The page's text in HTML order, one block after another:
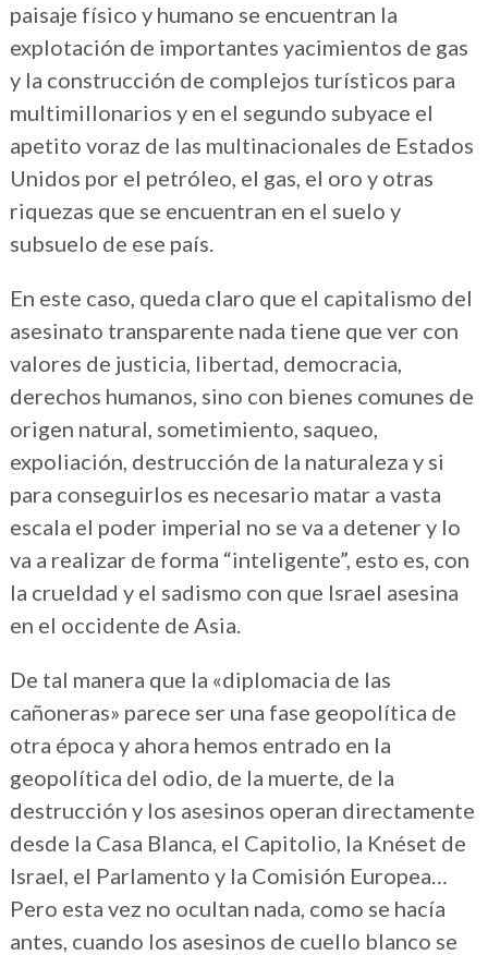
paisaje físico y humano se encuentran la
explotación de importantes yacimientos de gas
y la construcción de complejos turísticos para
multimillonarios y en el segundo subyace el
apetito voraz de las multinacionales de Estados
Unidos por el petróleo, el gas, el oro y otras
riquezas que se encuentran en el suelo y
subsuelo de ese país.
En este caso, queda claro que el capitalismo del
asesinato transparente nada tiene que ver con
valores de justicia, libertad, democracia,
derechos humanos, sino con bienes comunes de
origen natural, sometimiento, saqueo,
expoliación, destrucción de la naturaleza y si
para conseguirlos es necesario matar a vasta
escala el poder imperial no se va a detener y lo
va a realizar de forma “inteligente”, esto es, con
la crueldad y el sadismo con que Israel asesina
en el occidente de Asia.
De tal manera que la «diplomacia de las
cañoneras» parece ser una fase geopolítica de
otra época y ahora hemos entrado en la
geopolítica del odio, de la muerte, de la
destrucción y los asesinos operan directamente
desde la Casa Blanca, el Capitolio, la Knéset de
Israel, el Parlamento y la Comisión Europea…
Pero esta vez no ocultan nada, como se hacía
antes, cuando los asesinos de cuello blanco se